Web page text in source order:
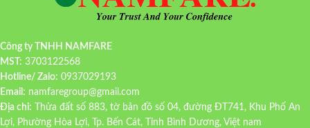
Công ty TNHH NAMFARE
MST: 3703122568
Hotline/ Zalo: 0937029193
Email: namfaregroup@gmail.com
Địa chỉ: Thửa đất số 883, tờ bản đồ số 04, đường ĐT741, Khu Phố An
Lợi, Phường Hòa Lợi, Tp. Bến Cát, Tỉnh Bình Dương, Việt nam